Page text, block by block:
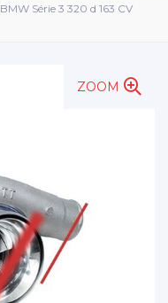
BMW Série 3 320 d 163 CV
ZOOM